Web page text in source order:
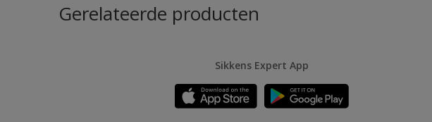
Gerelateerde producten
Sikkens Expert App